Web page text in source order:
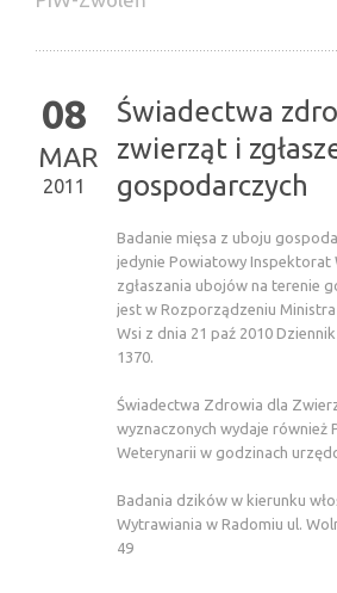
08
MAR
2011
Świadectwa
zwierząt i
gospodarczych
Badanie mięsa z uboju
jedynie Powiatowy Inspektorat
zgłaszania ubojów na terenie
jest w Rozporządzeniu
Wsi z dnia 21 paź 2010
1370.
Świadectwa Zdrowia dla
wyznaczonych wydaje
Weterynarii w godzinach
Badania dzików w kierunku
Wytrawiania w Radomiu ul.
49